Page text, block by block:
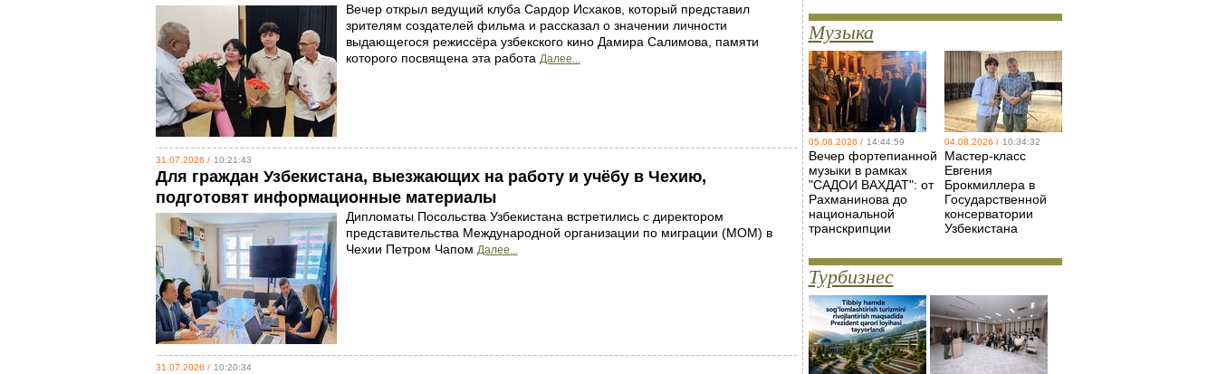
Вечер открыл ведущий клуба Сардор Исхаков, который представил
зрителям создателей фильма и рассказал о значении личности
выдающегося режиссёра узбекского кино Дамира Салимова, памяти
которого посвящена эта работа Далее...
31.07.2026 / 10:21:43
Для граждан Узбекистана, выезжающих на работу и учёбу в Чехию,
подготовят информационные материалы
Дипломаты Посольства Узбекистана встретились с директором
представительства Международной организации по миграции (МОМ) в
Чехии Петром Чапом Далее...
31.07.2026 / 10:20:34
Музыка
05.08.2026 / 14:44:59
Вечер фортепианной
музыки в рамках
"САДОИ ВАХДАТ": от
Рахманинова до
национальной
транскрипции
04.08.2026 / 10:34:32
Мастер-класс
Евгения
Брокмиллера в
Государственной
консерватории
Узбекистана
Турбизнес